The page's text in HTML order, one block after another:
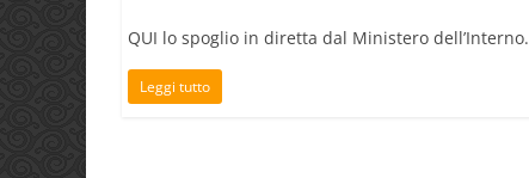
QUI lo spoglio in diretta dal Ministero dell’Interno.
Leggi tutto